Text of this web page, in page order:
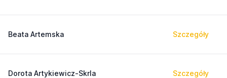
Beata Artemska Szczegóły
Dorota Artykiewicz-Skrla Szczegóły